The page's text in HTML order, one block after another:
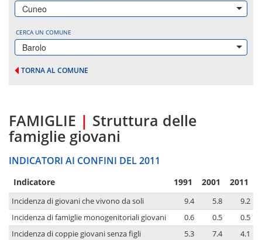
Cuneo
CERCA UN COMUNE
Barolo
TORNA AL COMUNE
FAMIGLIE | Struttura delle
famiglie giovani
INDICATORI AI CONFINI DEL 2011
Indicatore 1991 2001 2011
Incidenza di giovani che vivono da soli 9.4 5.8
9.2
Incidenza di famiglie monogenitoriali giovani
0.6 0.5
0.5
Incidenza di coppie giovani senza figli
5.3 7.4
4.1